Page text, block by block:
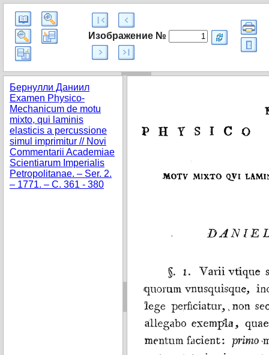
Изображение №
Бернулли Даниил
Examen Physico-
Mechanicum de motu
mixto, qui laminis
elasticis a percussione
simul imprimitur // Novi
Commentarii Academiae
Scientiarum Imperialis
Petropolitanae. – Ser. 2.
– 1771. – C. 361 - 380